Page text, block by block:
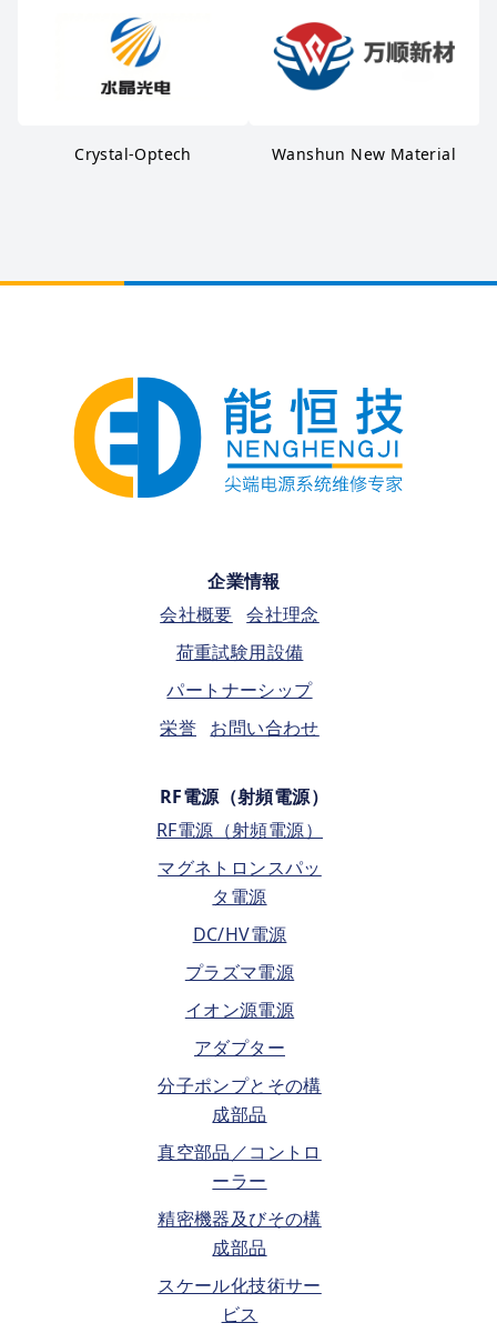
Crystal-Optech Wanshun New Material
企業情報
会社概要
会社理念
荷重試験用設備
パートナーシップ
栄誉 お問い合わせ
RF電源（射頻電源）
RF電源（射頻電源）
マグネトロンスパッ
タ電源
DC/HV電源
プラズマ電源
イオン源電源
アダプター
分子ポンプとその構
成部品
真空部品／コントロ
ーラー
精密機器及びその構
成部品
スケール化技術サー
ビス